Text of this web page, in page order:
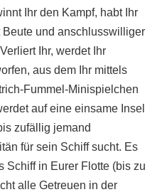
Ihr den Kampf, habt Ihr
und anschlusswilliger
Ihr, werdet Ihr
aus dem Ihr mittels
Fummel-Minispielchen
auf eine einsame Insel
zufällig jemand
für sein Schiff sucht. Es
Schiff in Eurer Flotte (bis zu
alle Getreuen in der